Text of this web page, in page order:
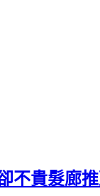
不貴髮廊